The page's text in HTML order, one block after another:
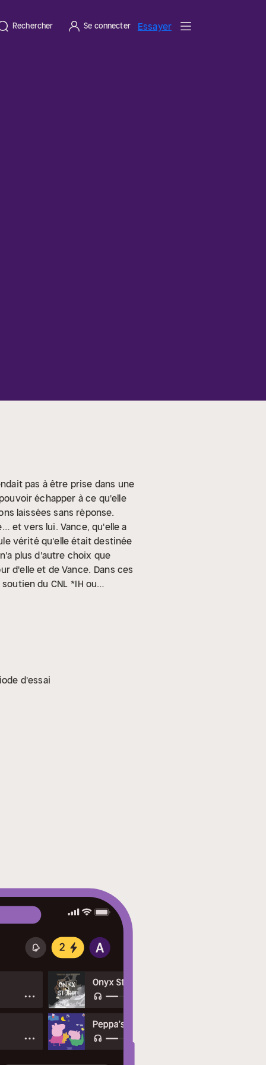
Rechercher Se connecter Essayer
pas à être prise dans une
échapper à ce qu'elle
laissées sans réponse.
et vers lui. Vance, qu'elle a
vérité qu'elle était destinée
plus d'autre choix que
d'elle et de Vance. Dans ces
du CNL *IH ou
d'essai